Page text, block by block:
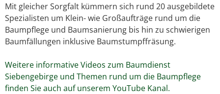
Mit gleicher Sorgfalt kümmern sich rund 20 ausgebildete
Spezialisten um Klein- wie Großaufträge rund um die
Baumpflege und Baumsanierung bis hin zu schwierigen
Baumfällungen inklusive Baumstumpffräsung.
Weitere informative Videos zum Baumdienst
Siebengebirge und Themen rund um die Baumpflege
finden Sie auch auf unserem YouTube Kanal.